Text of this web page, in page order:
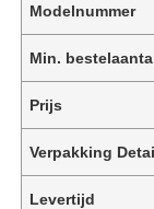
Modelnummer
Min.
Prijs
Verpakking
Levertijd